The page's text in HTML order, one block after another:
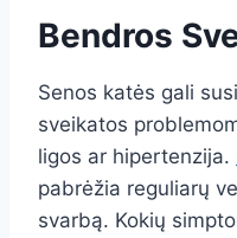
Bendros
Senos katės gali
sveikatos
ligos ar hipertenzija.
pabrėžia reguliarų
svarbą. Kokių